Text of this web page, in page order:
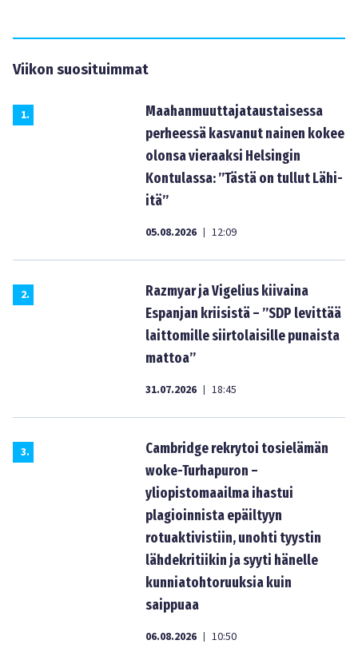
Viikon suosituimmat
1.
Maahanmuuttajataustaisessa
perheessä kasvanut nainen kokee
olonsa vieraaksi Helsingin
Kontulassa: ”Tästä on tullut Lähi-
itä”
05.08.2026 | 12:09
2.
Razmyar ja Vigelius kiivaina
Espanjan kriisistä – ”SDP levittää
laittomille siirtolaisille punaista
mattoa”
31.07.2026 | 18:45
3.
Cambridge rekrytoi tosielämän
woke-Turhapuron –
yliopistomaailma ihastui
plagioinnista epäiltyyn
rotuaktivistiin, unohti tyystin
lähdekritiikin ja syyti hänelle
kunniatohtoruuksia kuin
saippuaa
06.08.2026 | 10:50